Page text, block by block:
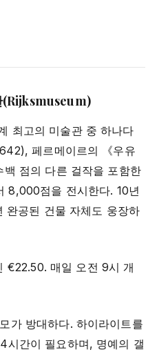
(Rijksmuseum)
최고의 미술관 중 하나다
페르메이르의 《우유
점의 다른 걸작을 포함한
8,000점을 전시한다. 10년
완공된 건물 자체도 웅장하
€22.50. 매일 오전 9시 개
가 방대하다. 하이라이트를
시간이 필요하며, 명예의 갤